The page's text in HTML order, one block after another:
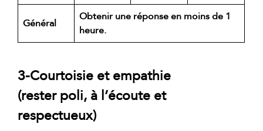
Général
Obtenir une réponse en moins de 1
heure.
3-Courtoisie et empathie
(rester poli, à l’écoute et
respectueux)